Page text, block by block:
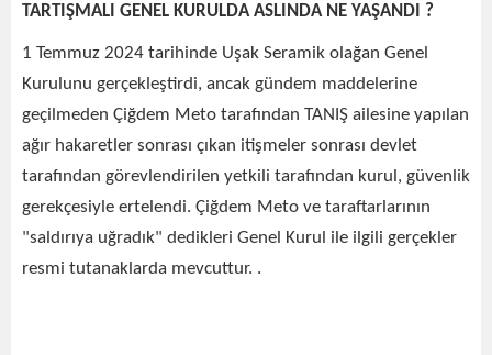
TARTIŞMALI GENEL KURULDA ASLINDA NE YAŞANDI ?
1 Temmuz 2024 tarihinde Uşak Seramik olağan Genel
Kurulunu gerçekleştirdi, ancak gündem maddelerine
geçilmeden Çiğdem Meto tarafından TANIŞ ailesine yapılan
ağır hakaretler sonrası çıkan itişmeler sonrası devlet
tarafından görevlendirilen yetkili tarafından kurul, güvenlik
gerekçesiyle ertelendi. Çiğdem Meto ve taraftarlarının
"saldırıya uğradık" dedikleri Genel Kurul ile ilgili gerçekler
resmi tutanaklarda mevcuttur. .